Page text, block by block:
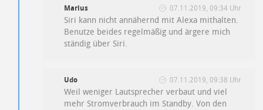
Marius 07.11.2019, 09:34 Uhr
Siri kann nicht annähernd mit Alexa mithalten.
Benutze beides regelmäßig und ärgere mich
ständig über Siri.
Udo 07.11.2019, 09:38 Uhr
Weil weniger Lautsprecher verbaut und viel
mehr Stromverbrauch im Standby. Von den